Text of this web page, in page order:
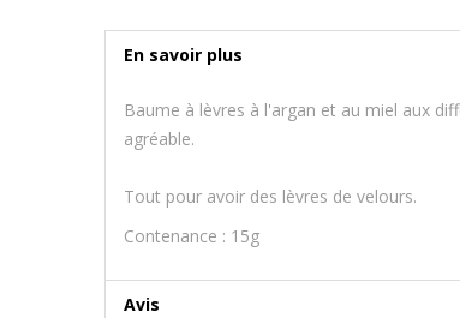
En savoir plus
Baume à lèvres à l'argan et au miel aux
agréable.
Tout pour avoir des lèvres de velours.
Contenance : 15g
Avis